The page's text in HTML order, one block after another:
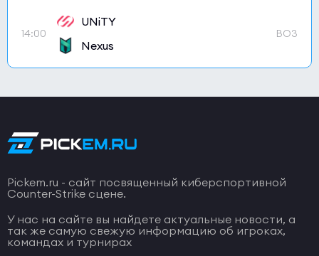
14:00
UNiTY
Nexus
BO3
Pickem.ru - сайт посвященный киберспортивной
Counter-Strike сцене.
У нас на сайте вы найдете актуальные новости, а
так же самую свежую информацию об игроках,
командах и турнирах